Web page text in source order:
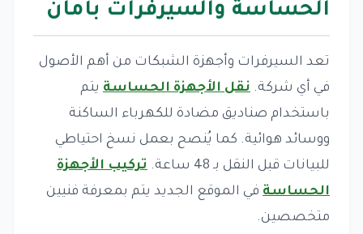
الحساسة والسيرفرات بأمان
تعد السيرفرات وأجهزة الشبكات من أهم الأصول
في أي شركة. نقل الأجهزة الحساسة يتم
باستخدام صناديق مضادة للكهرباء الساكنة
ووسائد هوائية. كما يُنصح بعمل نسخ احتياطي
للبيانات قبل النقل بـ 48 ساعة.
تركيب الأجهزة
الحساسة في الموقع الجديد يتم بمعرفة فنيين
متخصصين.